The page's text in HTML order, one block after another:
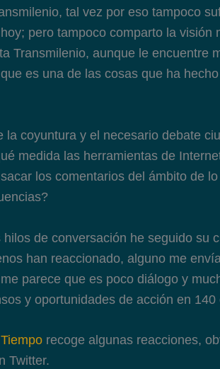
tal vez por eso tampoco
pero tampoco comparto la visión
Transmilenio, aunque le encuentre
es una de las cosas que ha
la coyuntura y el necesario debate
medida las herramientas de
los comentarios del ámbito de
hilos de conversación he seguido su
han reaccionado, alguno me
parece que es poco diálogo y
y oportunidades de acción en 140
recoge algunas reacciones,
Twitter.